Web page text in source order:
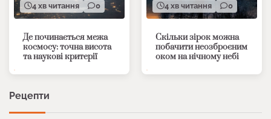
4 хв читання 0
Де починається межа
космосу: точна висота
та наукові критерії
4 хв читання 0
Скільки зірок можна
побачити неозброєним
оком на нічному небі
Рецепти